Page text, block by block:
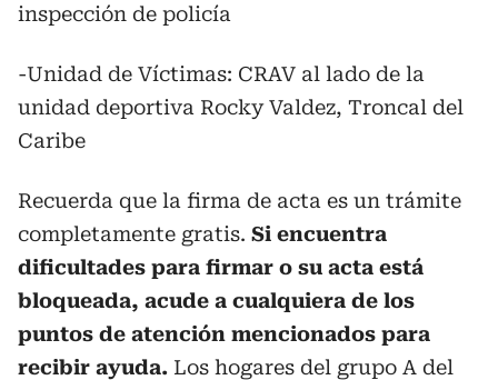
inspección de policía
-Unidad de Víctimas: CRAV al lado de la
unidad deportiva Rocky Valdez, Troncal del
Caribe
Recuerda que la firma de acta es un trámite
completamente gratis. Si encuentra
dificultades para firmar o su acta está
bloqueada, acude a cualquiera de los
puntos de atención mencionados para
recibir ayuda. Los hogares del grupo A del